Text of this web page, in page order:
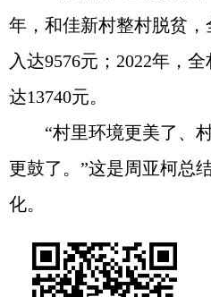
年，和佳新村整村脱贫
入达9576元；2022年，
达13740元。
“村里环境更美了、
更鼓了。”这是周亚柯总
化。